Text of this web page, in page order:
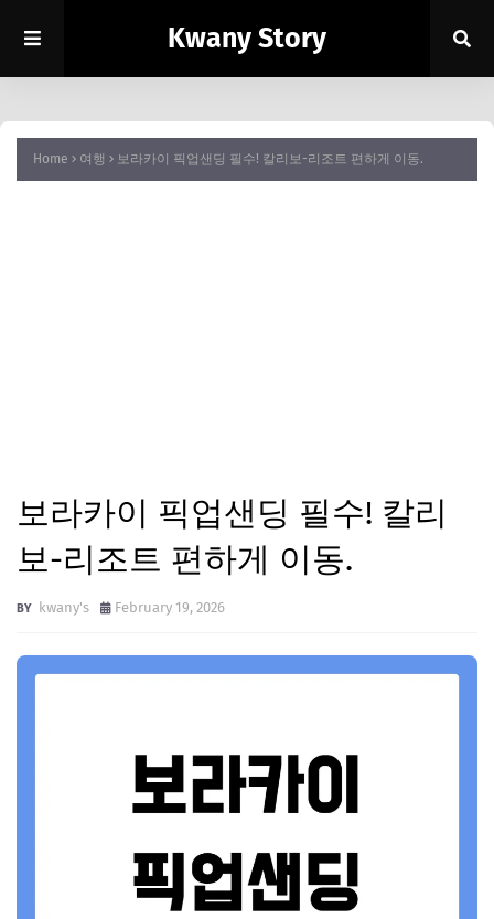
Kwany Story
Home 여행 보라카이 픽업샌딩 필수! 칼리보-리조트 편하게 이동.
보라카이 픽업샌딩 필수! 칼리
보-리조트 편하게 이동.
kwany's February 19, 2026